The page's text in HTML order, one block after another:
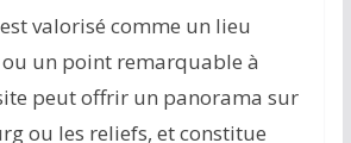
valorisé comme un lieu
ou un point remarquable à
peut offrir un panorama sur
ou les reliefs, et constitue